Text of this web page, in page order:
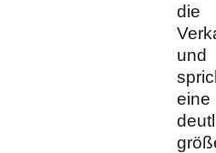
die
und
eine